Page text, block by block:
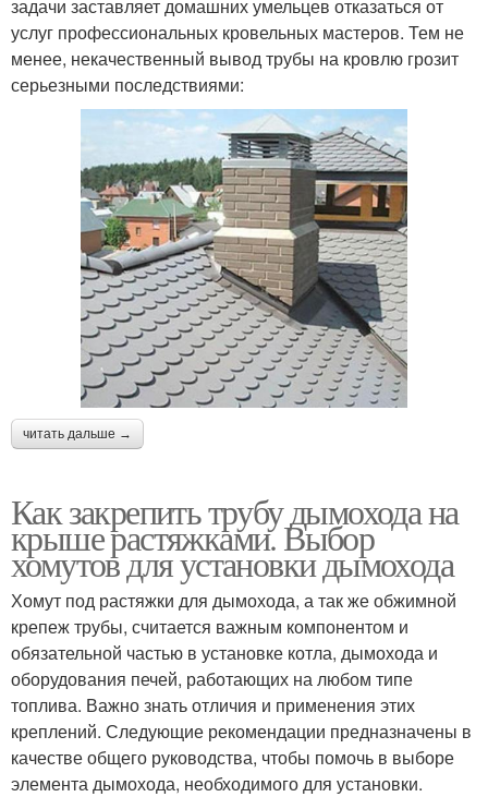
задачи заставляет домашних умельцев отказаться от
услуг профессиональных кровельных мастеров. Тем не
менее, некачественный вывод трубы на кровлю грозит
серьезными последствиями:
читать дальше →
Как закрепить трубу дымохода на
крыше растяжками. Выбор
хомутов для установки дымохода
Хомут под растяжки для дымохода, а так же обжимной
крепеж трубы, считается важным компонентом и
обязательной частью в установке котла, дымохода и
оборудования печей, работающих на любом типе
топлива. Важно знать отличия и применения этих
креплений. Следующие рекомендации предназначены в
качестве общего руководства, чтобы помочь в выборе
элемента дымохода, необходимого для установки.